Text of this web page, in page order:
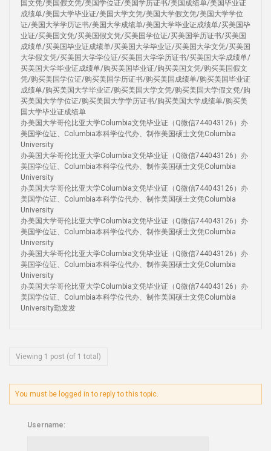
国文凭/美国假文凭/美国学位证/美国学历证书/美国成绩单/美国毕业证
成绩单/美国大学毕业证/美国大学文凭/美国大学假文凭/美国大学学位
证/美国大学学历证书/美国大学成绩单/美国大学毕业证成绩单/买美国毕
业证/买美国文凭/买美国假文凭/买美国学位证/买美国学历证书/买美国
成绩单/买美国毕业证成绩单/买美国大学毕业证/买美国大学文凭/买美国
大学假文凭/买美国大学学位证/买美国大学学历证书/买美国大学成绩单/
买美国大学毕业证成绩单/购买美国毕业证/购买美国文凭/购买美国假文
凭/购买美国学位证/购买美国学历证书/购买美国成绩单/购买美国毕业证
成绩单/购买美国大学毕业证/购买美国大学文凭/购买美国大学假文凭/购
买美国大学学位证/购买美国大学学历证书/购买美国大学成绩单/购买美
国大学毕业证成绩单
办美国大学哥伦比亚大学Columbia文凭毕业证（Q微信744043126）办
美国学位证、Columbia本科学位代办、制作美国硕士文凭Columbia
University
办美国大学哥伦比亚大学Columbia文凭毕业证（Q微信744043126）办
美国学位证、Columbia本科学位代办、制作美国硕士文凭Columbia
University
办美国大学哥伦比亚大学Columbia文凭毕业证（Q微信744043126）办
美国学位证、Columbia本科学位代办、制作美国硕士文凭Columbia
University
办美国大学哥伦比亚大学Columbia文凭毕业证（Q微信744043126）办
美国学位证、Columbia本科学位代办、制作美国硕士文凭Columbia
University
办美国大学哥伦比亚大学Columbia文凭毕业证（Q微信744043126）办
美国学位证、Columbia本科学位代办、制作美国硕士文凭Columbia
University
办美国大学哥伦比亚大学Columbia文凭毕业证（Q微信744043126）办
美国学位证、Columbia本科学位代办、制作美国硕士文凭Columbia
University勤发发
Viewing 1 post (of 1 total)
You must be logged in to reply to this topic.
Username: